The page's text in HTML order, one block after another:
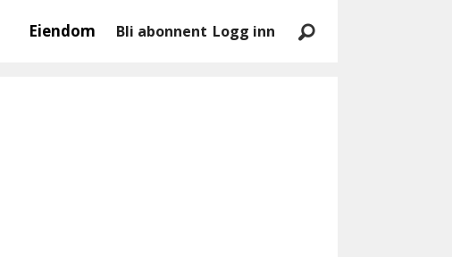
Eiendom Bli abonnent Logg inn